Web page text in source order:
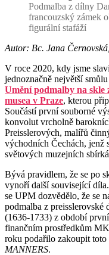
Podmalba z dílny
francouzský zámek
figurální stafáží
Autor: Bc. Jana
V roce 2020, kdy jsme
jednoznačně největší
Umění podmalby na skle
musea v Praze, kterou
Součástí první souborné
konvolut vrcholně
Preisslerových, malířů
východních Čechách, jenž
světových muzejních
Bývá pravidlem, že se po
vynoří další související
se UPM dozvědělo, že se
podmalba z preisslerovské
(1636-1733) z období
finančním prostředkům
roku podařilo zakoupit
MANNERS.